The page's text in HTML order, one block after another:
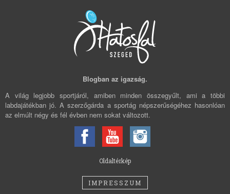
Blogban az igazság.
A világ legjobb sportjáról, amiben minden összegyűlt, ami a többi
labdajátékban jó. A szerzőgárda a sportág népszerűségéhez hasonlóan
az elmúlt négy és fél évben nem sokat változott.
Oldaltérkép
IMPRESSZUM